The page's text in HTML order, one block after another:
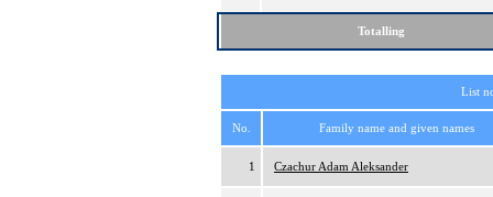
Totalling
List
No. Family name and given names
1 Czachur Adam Aleksander